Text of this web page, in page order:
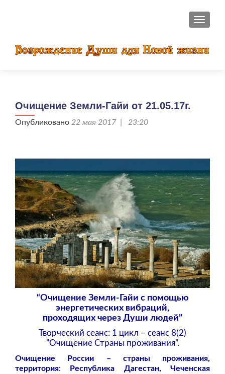
Очищение Земли-Гайи от 21.05.17г.
Опубликовано 22 мая 2017 | 23:20
“Очищение Земли-Гайи с помощью
энергетических вибраций,
проходящих через Души людей”
Творческий сеанс: 1 цикл – сеанс 8(2)
”Очищение Страны проживания”.
Очищение России – страны проживания,
территория: Республика Дагестан, Чеченская